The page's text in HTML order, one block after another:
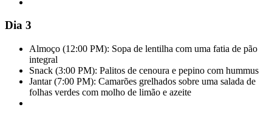
Dia 3
Almoço (12:00 PM): Sopa de lentilha com uma fatia de pão
integral
Snack (3:00 PM): Palitos de cenoura e pepino com hummus
Jantar (7:00 PM): Camarões grelhados sobre uma salada de
folhas verdes com molho de limão e azeite